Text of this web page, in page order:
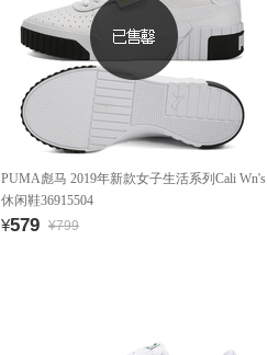
PUMA彪马 2019年新款女子生活系列Cali Wn's
休闲鞋36915504
¥579 ¥799